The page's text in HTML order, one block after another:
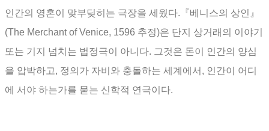
인간의 영혼이 맞부딪히는 극장을 세웠다. 『베니스의 상인 』
(The Merchant of Venice, 1596 추정)은 단지 상거래의 이야기
또는 기지 넘치는 법정극이 아니다. 그것은 돈이 인간의 양심
을 압박하고, 정의가 자비와 충돌하는 세계에서 , 인간이 어디
에 서야 하는가를 묻는 신학적 연극이다.